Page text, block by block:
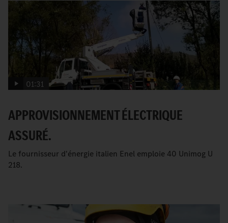
01:31
APPROVISIONNEMENT ÉLECTRIQUE
ASSURÉ.
Le fournisseur d'énergie italien Enel emploie 40 Unimog U
218.